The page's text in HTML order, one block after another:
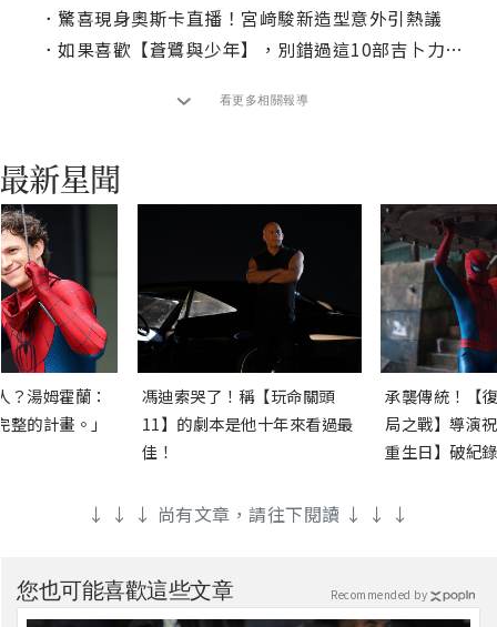
． 驚喜現身奧斯卡直播！宮﨑駿新造型意外引熱議
． 如果喜歡【蒼鷺與少年】，別錯過這10部吉卜力動畫
看更多相關報導
？湯姆霍蘭：
的計畫。」
馮迪索哭了！稱【玩命關頭
11】的劇本是他十年來看過最
佳！
承襲傳統！【
局之戰】導演
重生日】破紀
↓ ↓ ↓ 尚有文章，請往下閱讀 ↓ ↓ ↓
您也可能喜歡這些文章 Recommended by